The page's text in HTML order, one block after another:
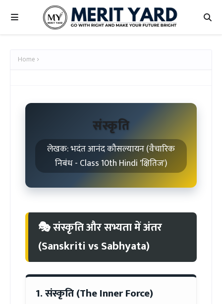
Home
संस्कृति
लेखक: भदंत आनंद कौसल्यायन (वैचारिक
निबंध - Class 10th Hindi 'क्षितिज')
🎭 संस्कृति और सभ्यता में अंतर
(Sanskriti vs Sabhyata)
1. संस्कृति (The Inner Force)